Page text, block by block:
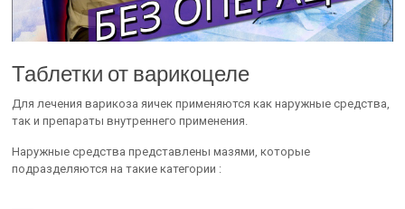
Таблетки от варикоцеле
Для лечения варикоза яичек применяются как наружные средства,
так и препараты внутреннего применения.
Наружные средства представлены мазями, которые
подразделяются на такие категории :